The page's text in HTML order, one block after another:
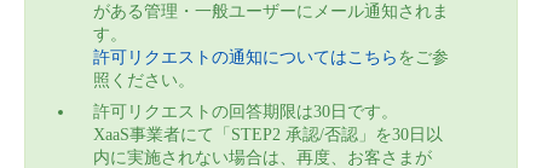
がある管理・一般ユーザーにメール通知されま
す。
許可リクエストの通知についてはこちら をご参
照ください。
許可リクエストの回答期限は30日です。
XaaS事業者にて「STEP2 承認/否認」を30日以
内に実施されない場合は、再度、お客さまが